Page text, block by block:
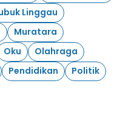
Linggau
Muratara
Oku
Olahraga
Pendidikan
Politik